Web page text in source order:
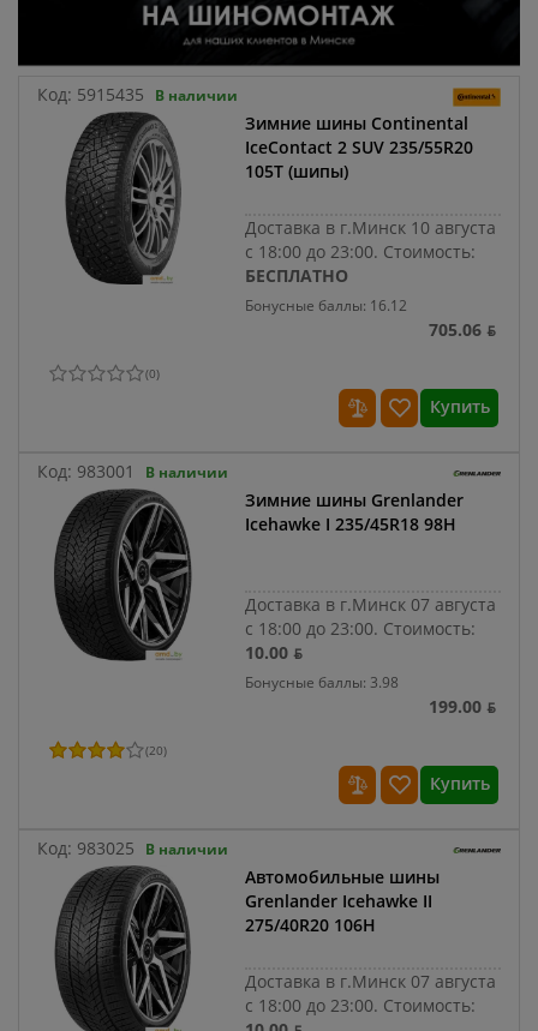
Код: 5915435 В наличии
Зимние шины Continental
IceContact 2 SUV 235/55R20
105T (шипы)
Доставка в г.Минск 10 августа
с 18:00 до 23:00. Стоимость:
БЕСПЛАТНО
Бонусные баллы: 16.12
705.06 ƃ
(0)
Купить
Код: 983001 В наличии
Зимние шины Grenlander
Icehawke I 235/45R18 98H
Доставка в г.Минск 07 августа
с 18:00 до 23:00. Стоимость:
10.00 ƃ
Бонусные баллы: 3.98
199.00 ƃ
(20)
Купить
Код: 983025 В наличии
Автомобильные шины
Grenlander Icehawke II
275/40R20 106H
Доставка в г.Минск 07 августа
с 18:00 до 23:00. Стоимость: